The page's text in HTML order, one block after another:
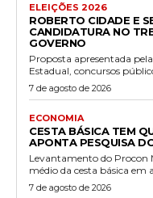
ELEIÇÕES 2026
ROBERTO CIDADE E
CANDIDATURA NO
GOVERNO
Proposta apresentada
Estadual, concursos
7 de agosto de 2026
ECONOMIA
CESTA BÁSICA TEM
APONTA PESQUISA
Levantamento do Procon
médio da cesta básica em
7 de agosto de 2026